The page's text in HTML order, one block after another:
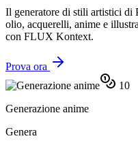
Il generatore di stili artistici
olio, acquerelli, anime e
con FLUX Kontext.
Prova ora
10
Generazione anime
Genera